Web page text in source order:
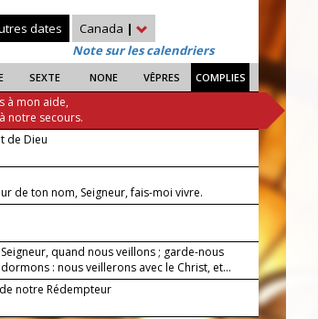
dates Canada |
Note sur les calendriers
SEXTE NONE VÊPRES COMPLIES
à mon aide,
notre secours.
de Dieu
de ton nom, Seigneur, fais-moi vivre.
Seigneur, quand nous veillons ; garde-nous
: nous veillerons avec le Christ, et...
notre Rédempteur